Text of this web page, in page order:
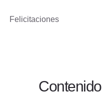
Felicitaciones
Contenido